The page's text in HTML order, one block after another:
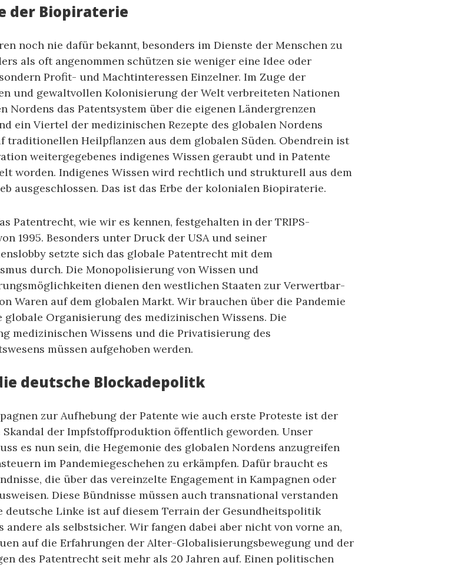
der Biopiraterie
noch nie dafür bekannt, besonders im Dienste der Menschen zu
als oft angenommen schützen sie weniger eine Idee oder
Profit- und Machtinteressen Einzelner. Im Zuge der
und gewaltvollen Kolonisierung der Welt verbreiteten Nationen
Nordens das Patentsystem über die eigenen Ländergrenzen
ein Viertel der medizinischen Rezepte des globalen Nordens
traditionellen Heilpflanzen aus dem globalen Süden. Obendrein ist
weitergegebenes indigenes Wissen geraubt und in Patente
worden. Indigenes Wissen wird rechtlich und strukturell aus dem
ausgeschlossen. Das ist das Erbe der kolonialen Biopiraterie.
Patentrecht, wie wir es kennen, festgehalten in der TRIPS-
1995. Besonders unter Druck der USA und seiner
setzte sich das globale Patentrecht mit dem
durch. Die Monopolisierung von Wissen und
dienen den westlichen Staaten zur Verwertbar-
Waren auf dem globalen Markt. Wir brauchen über die Pandemie
globale Organisierung des medizinischen Wissens. Die
medizinischen Wissens und die Privatisierung des
müssen aufgehoben werden.
deutsche Blockadepolitk
zur Aufhebung der Patente wie auch erste Proteste ist der
der Impfstoffproduktion öffentlich geworden. Unser
es nun sein, die Hegemonie des globalen Nordens anzugreifen
im Pandemiegeschehen zu erkämpfen. Dafür braucht es
die über das vereinzelte Engagement in Kampagnen oder
Diese Bündnisse müssen auch transnational verstanden
deutsche Linke ist auf diesem Terrain der Gesundheitspolitik
andere als selbstsicher. Wir fangen dabei aber nicht von vorne an,
auf die Erfahrungen der Alter-Globalisierungsbewegung und der
des Patentrecht seit mehr als 20 Jahren auf. Einen politischen